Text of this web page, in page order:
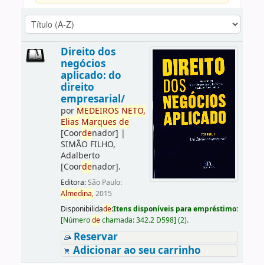
Direito dos
negócios
aplicado: do
direito
empresarial/
por MEDEIROS NETO,
Elias Marques de
[Coordenador] |
SIMÃO FILHO,
Adalberto
[Coordenador].
Editora:São Paulo:
Almedina,2015
Disponibilidade:Itens disponíveis para empréstimo:
[Númerodechamada:342.2 D598] (2).
Reservar
Adicionar ao seu carrinho